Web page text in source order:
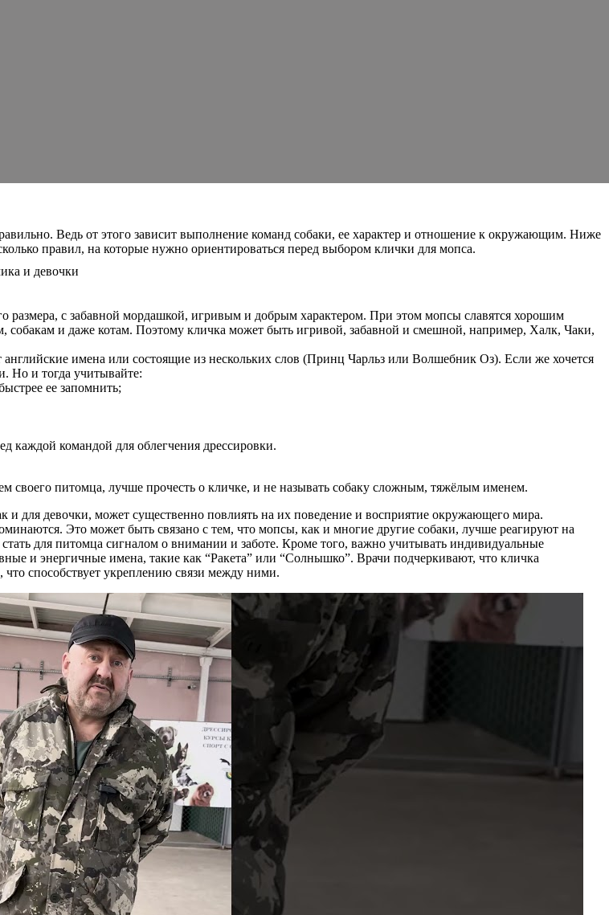
Ведь от этого зависит выполнение команд собаки, ее характер и отношение к окружающим. Ниже
правил, на которые нужно ориентироваться перед выбором клички для мопса.
размера, с забавной мордашкой, игривым и добрым характером. При этом мопсы славятся хорошим
и даже котам. Поэтому кличка может быть игривой, забавной и смешной, например, Халк, Чаки,
имена или состоящие из нескольких слов (Принц Чарльз или Волшебник Оз). Если же хочется
Но и тогда учитывайте:
ее запомнить;
каждой командой для облегчения дрессировки.
своего питомца, лучше прочесть о кличке, и не называть собаку сложным, тяжёлым именем.
и для девочки, может существенно повлиять на их поведение и восприятие окружающего мира.
Это может быть связано с тем, что мопсы, как и многие другие собаки, лучше реагируют на
для питомца сигналом о внимании и заботе. Кроме того, важно учитывать индивидуальные
и энергичные имена, такие как “Ракета” или “Солнышко”. Врачи подчеркивают, что кличка
способствует укреплению связи между ними.